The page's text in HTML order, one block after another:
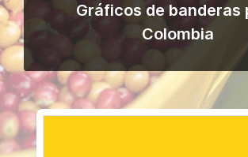
Gráficos de banderas
Colombia